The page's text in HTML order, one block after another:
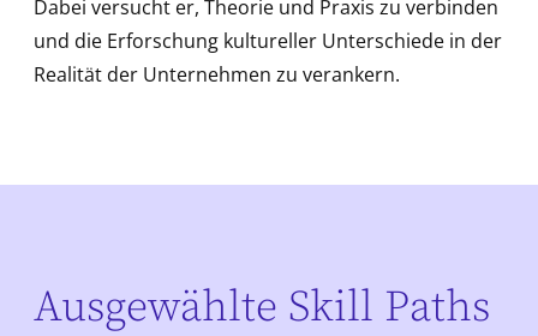
Dabei versucht er, Theorie und Praxis zu verbinden
und die Erforschung kultureller Unterschiede in der
Realität der Unternehmen zu verankern.
Ausgewählte Skill Paths